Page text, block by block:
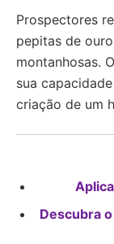
Prospectores
pepitas de
montanhosas.
sua
criação de um
Descubra